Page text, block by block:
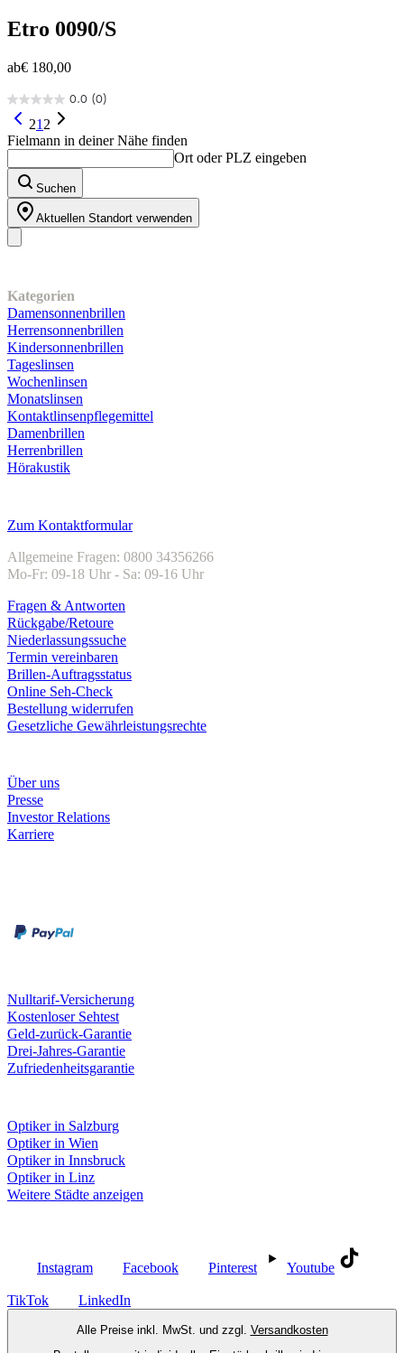
Etro 0090/S
ab€ 180,00
0.0 (0)
0.0
von
5
Sternen.
21 2
Fielmann in deiner Nähe finden
Ort oder PLZ eingeben
Suchen
Aktuellen Standort verwenden
Kategorien
Damensonnenbrillen
Herrensonnenbrillen
Kindersonnenbrillen
Tageslinsen
Wochenlinsen
Monatslinsen
Kontaktlinsenpflegemittel
Damenbrillen
Herrenbrillen
Hörakustik
Zum Kontaktformular
Allgemeine Fragen: 0800 34356266
Mo-Fr: 09-18 Uhr - Sa: 09-16 Uhr
Fragen & Antworten
Rückgabe/Retoure
Niederlassungssuche
Termin vereinbaren
Brillen-Auftragsstatus
Online Seh-Check
Bestellung widerrufen
Gesetzliche Gewährleistungsrechte
Über uns
Presse
Investor Relations
Karriere
Nulltarif-Versicherung
Kostenloser Sehtest
Geld-zurück-Garantie
Drei-Jahres-Garantie
Zufriedenheitsgarantie
Optiker in Salzburg
Optiker in Wien
Optiker in Innsbruck
Optiker in Linz
Weitere Städte anzeigen
Instagram Facebook Pinterest Youtube
TikTok LinkedIn
Alle Preise inkl. MwSt. und zzgl. Versandkosten